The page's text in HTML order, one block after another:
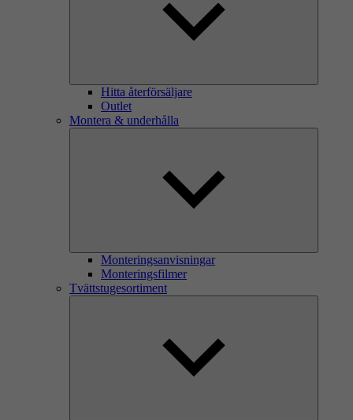
Hitta återförsäljare
Outlet
Montera & underhålla
Monteringsanvisningar
Monteringsfilmer
Tvättstugesortiment